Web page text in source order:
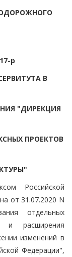
р
В
"ДИРЕКЦИЯ
ПРОЕКТОВ
Российской
от 31.07.2020 N
отдельных
и расширения
изменений в
Федерации",